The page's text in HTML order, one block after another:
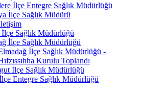
İlçe Entegre Sağlık Müdürlüğü
İlçe Sağlık Müdürü
Sağlık Müdürlüğü
İlçe Sağlık Müdürlüğü
İlçe Sağlık Müdürlüğü -
Kurulu Toplandı
İlçe Sağlık Müdürlüğü
Entegre Sağlık Müdürlüğü